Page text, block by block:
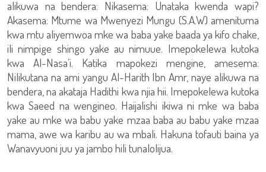
alikuwa na bendera: Nikasema: Unataka kwenda wapi?
Akasema: Mtume wa Mwenyezi Mungu (S.A.W) amenituma
kwa mtu aliyemwoa mke wa baba yake baada ya kifo chake,
ili nimpige shingo yake au nimuue. Imepokelewa kutoka
kwa Al-Nasa’i. Katika mapokezi mengine, amesema:
Nilikutana na ami yangu Al-Harith Ibn Amr, naye alikuwa na
bendera, na akataja Hadithi kwa njia hii. Imepokelewa kutoka
kwa Saeed na wengineo. Haijalishi ikiwa ni mke wa baba
yake au mke wa babu yake mzaa baba au babu yake mzaa
mama, awe wa karibu au wa mbali. Hakuna tofauti baina ya
Wanavyuoni juu ya jambo hili tunalolijua.